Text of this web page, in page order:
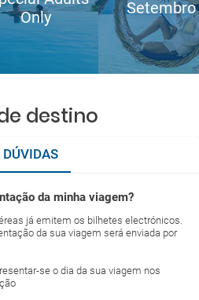
Only
Setembro
destino
DÚVIDAS
da minha viagem?
já emitem os bilhetes electrónicos.
da sua viagem será enviada por
se o dia da sua viagem nos